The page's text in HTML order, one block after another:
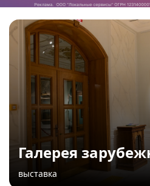
Галерея
выставка